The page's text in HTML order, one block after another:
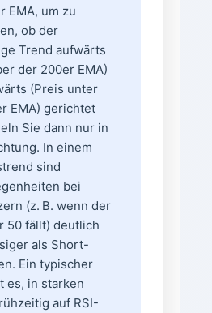
EMA, um zu
ob der
Trend aufwärts
der 200er EMA)
(Preis unter
EMA) gerichtet
Sie dann nur in
In einem
sind
bei
(z. B. wenn der
50 fällt) deutlich
als Short-
Ein typischer
es, in starken
auf RSI-